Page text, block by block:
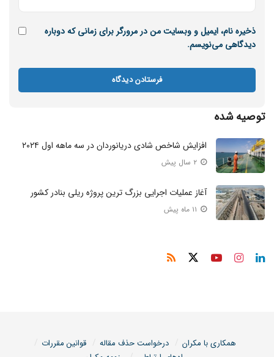
ذخیره نام، ایمیل و وبسایت من در مرورگر برای زمانی که دوباره
دیدگاهی می‌نویسم.
توصیه شده
افزایش شاخص شادی دریانوردان در سه ماهه اول ۲۰۲۴
آغاز عملیات اجرایی بزرگ ترین پروژه ریلی بنادر کشور
همکاری با مکران درخواست حذف مقاله
قوانین مقررات